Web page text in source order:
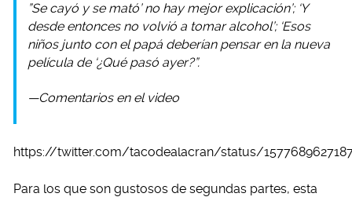
”Se cayó y se mató’ no hay mejor explicación’; ‘Y
desde entonces no volvió a tomar alcohol’; ‘Esos
niños junto con el papá deberían pensar en la nueva
película de ‘¿Qué pasó ayer?”.
—Comentarios en el video
https://twitter.com/tacodealacran/status/
Para los que son gustosos de segundas partes, esta